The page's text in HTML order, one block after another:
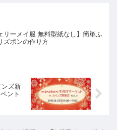
リーメイ服 無料型紙なし】簡単ふ
ズボンの作り方
ンズ新
ント